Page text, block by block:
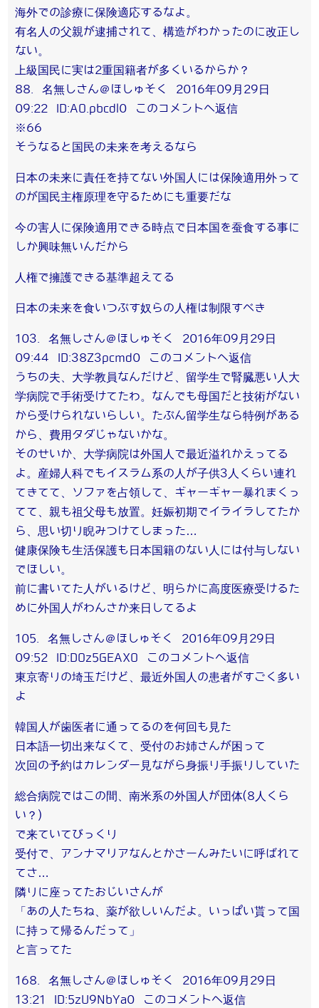
海外での診療に保険適応するなよ。
有名人の父親が逮捕されて、構造がわかったのに改正し
ない。
上級国民に実は2重国籍者が多くいるからか？
88. 名無しさん＠ほしゅそく 2016年09月29日
09:22 ID:AO.pbcdl0 このコメントへ返信
※66
そうなると国民の未来を考えるなら
日本の未来に責任を持てない外国人には保険適用外って
のが国民主権原理を守るためにも重要だな
今の害人に保険適用できる時点で日本国を蚕食する事に
しか興味無いんだから
人権で擁護できる基準超えてる
日本の未来を食いつぶす奴らの人権は制限すべき
103. 名無しさん＠ほしゅそく 2016年09月29日
09:44 ID:38Z3pcmd0 このコメントへ返信
うちの夫、大学教員なんだけど、留学生で腎臓悪い人大
学病院で手術受けてたわ。なんでも母国だと技術がない
から受けられないらしい。たぶん留学生なら特例がある
から、費用タダじゃないかな。
そのせいか、大学病院は外国人で最近溢れかえってる
よ。産婦人科でもイスラム系の人が子供3人くらい連れ
てきてて、ソファを占領して、ギャーギャー暴れまくっ
てて、親も祖父母も放置。妊娠初期でイライラしてたか
ら、思い切り睨みつけてしまった…
健康保険も生活保護も日本国籍のない人には付与しない
でほしい。
前に書いてた人がいるけど、明らかに高度医療受けるた
めに外国人がわんさか来日してるよ
105. 名無しさん＠ほしゅそく 2016年09月29日
09:52 ID:DOz5GEAXO このコメントへ返信
東京寄りの埼玉だけど、最近外国人の患者がすごく多い
よ
韓国人が歯医者に通ってるのを何回も見た
日本語一切出来なくて、受付のお姉さんが困って
次回の予約はカレンダー見ながら身振り手振りしていた
総合病院ではこの間、南米系の外国人が団体(8人くら
い？)
で来ていてびっくり
受付で、アンナマリアなんとかさーんみたいに呼ばれて
てさ…
隣りに座ってたおじいさんが
「あの人たちね、薬が欲しいんだよ。いっぱい貰って国
に持って帰るんだって」
と言ってた
168. 名無しさん＠ほしゅそく 2016年09月29日
13:21 ID:5zU9NbYa0 このコメントへ返信